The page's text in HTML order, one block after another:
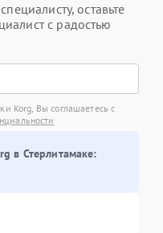
оставьте
с радостью
Korg, Вы соглашаетесь с
в Стерлитамаке: